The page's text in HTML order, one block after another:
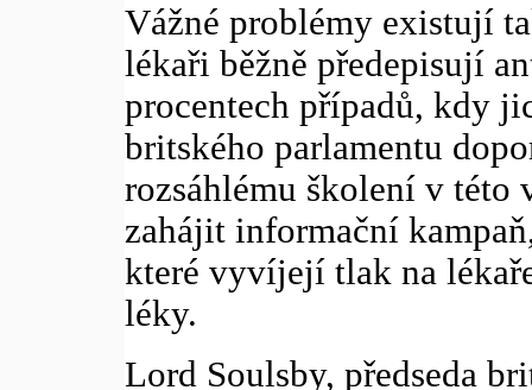
Vážné problémy existují
lékaři běžně předepisují
procentech případů, kdy
britského parlamentu
rozsáhlému školení v této
zahájit informační
které vyvíjejí tlak na
léky.
Lord Soulsby, předseda